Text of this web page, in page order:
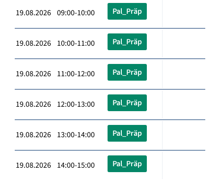
19.08.2026 09:00-10:00 Pal_Präp
19.08.2026 10:00-11:00 Pal_Präp
19.08.2026 11:00-12:00 Pal_Präp
19.08.2026 12:00-13:00 Pal_Präp
19.08.2026 13:00-14:00 Pal_Präp
19.08.2026 14:00-15:00 Pal_Präp